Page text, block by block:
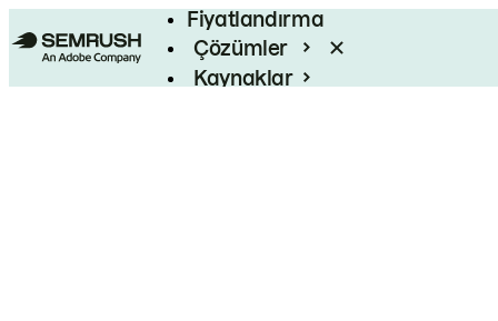
Fiyatlandırma
Çözümler
Kaynaklar